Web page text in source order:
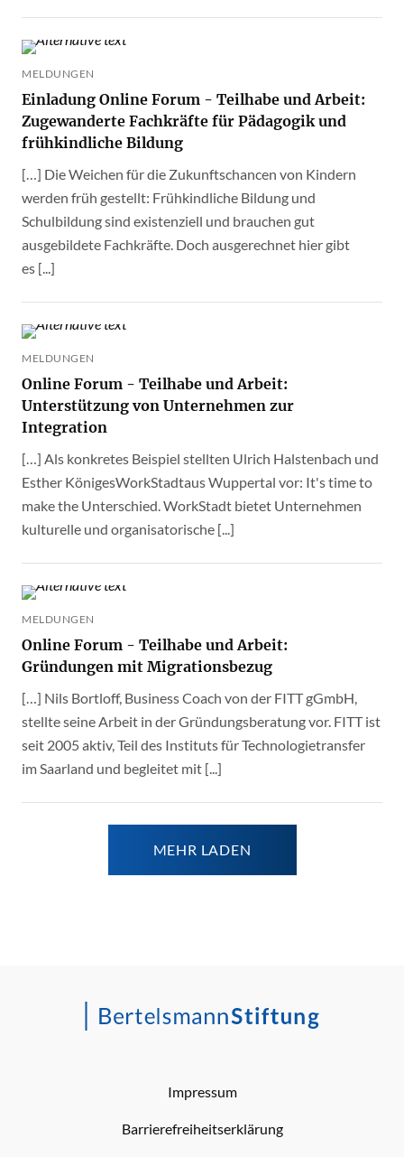
MELDUNGEN
Einladung Online Forum - Teilhabe und Arbeit:
Zugewanderte Fachkräfte für Pädagogik und
frühkindliche Bildung
[…] Die Weichen für die Zukunftschancen von Kindern
werden früh gestellt: Frühkindliche Bildung und
Schulbildung sind existenziell und brauchen gut
ausgebildete Fachkräfte. Doch ausgerechnet hier gibt
es [...]
MELDUNGEN
Online Forum - Teilhabe und Arbeit:
Unterstützung von Unternehmen zur
Integration
[…] Als konkretes Beispiel stellten Ulrich Halstenbach und
Esther KönigesWorkStadtaus Wuppertal vor: It's time to
make the Unterschied. WorkStadt bietet Unternehmen
kulturelle und organisatorische [...]
MELDUNGEN
Online Forum - Teilhabe und Arbeit:
Gründungen mit Migrationsbezug
[…] Nils Bortloff, Business Coach von der FITT gGmbH,
stellte seine Arbeit in der Gründungsberatung vor. FITT ist
seit 2005 aktiv, Teil des Instituts für Technologietransfer
im Saarland und begleitet mit [...]
MEHR LADEN
Impressum
Barrierefreiheitserklärung